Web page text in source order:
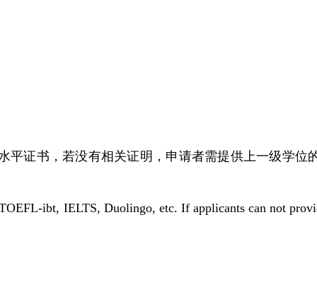
平证书，若没有相关证明，申请者需提供上一级学位
ibt, IELTS, Duolingo, etc. If applicants can not